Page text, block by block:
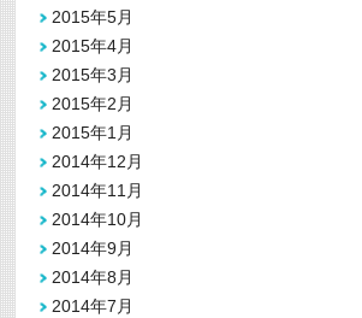
2015年5月
2015年4月
2015年3月
2015年2月
2015年1月
2014年12月
2014年11月
2014年10月
2014年9月
2014年8月
2014年7月